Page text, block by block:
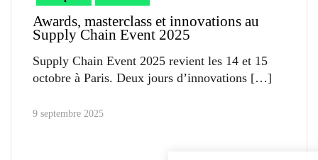
Awards, masterclass et innovations au
Supply Chain Event 2025
Supply Chain Event 2025 revient les 14 et 15
octobre à Paris. Deux jours d’innovations
9 septembre 2025